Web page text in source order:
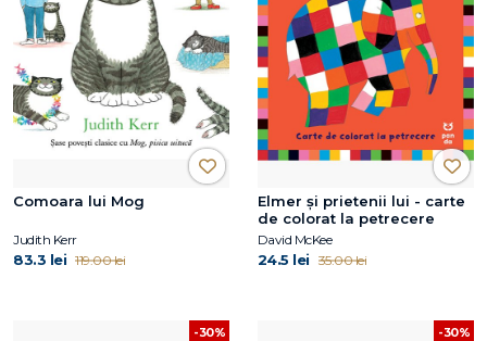
Comoara lui Mog
Judith Kerr
83.3 lei 119.00 lei
Elmer și prietenii lui - carte
de colorat la petrecere
David McKee
24.5 lei 35.00 lei
-30% -30%